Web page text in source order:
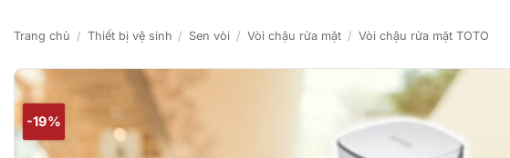
Trang chủ / Thiết bị vệ sinh / Sen vòi / Vòi chậu rửa mặt / Vòi chậu rửa mặt TOTO
-19%